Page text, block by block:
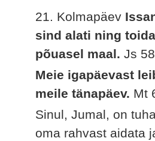
21. Kolmapäev
sind alati ning
põuasel maal.Js
Meie igapäevast
meile tänapäev. Mt
Sinul, Jumal, on
oma rahvast aidata